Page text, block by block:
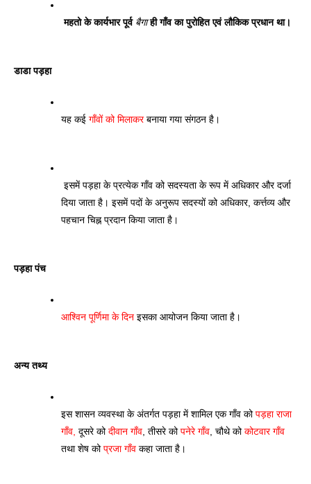
महतो के कार्यभार पूर्व बैगा ही गाँव का पुरोहित एवं लौकिक प्रधान था।
डाडा पड़हा
यह कई गाँवों को मिलाकर बनाया गया संगठन है।
इसमें पड़हा के प्रत्येक गाँव को सदस्यता के रूप में अधिकार और दर्जा
दिया जाता है। इसमें पदों के अनुरूप सदस्यों को अधिकार, कर्त्तव्य और
पहचान चिह्न प्रदान किया जाता है।
पड़हा पंच
आश्विन पूर्णिमा के दिन इसका आयोजन किया जाता है।
अन्य तथ्य
इस शासन व्यवस्था के अंतर्गत पड़हा में शामिल एक गाँव को पड़हा राजा
गाँव, दूसरे को दीवान गाँव , तीसरे को पनेरे गाँव , चौथे को कोटवार गाँव
तथा शेष को प्रजा गाँव कहा जाता है।